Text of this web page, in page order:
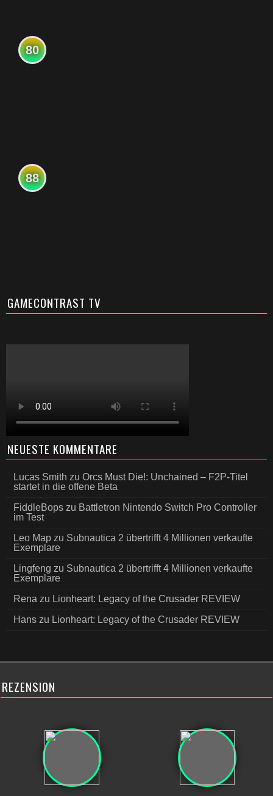
80
88
GAMECONTRAST TV
NEUESTE KOMMENTARE
Lucas Smith zu Orcs Must Die!: Unchained – F2P-Titel
startet in die offene Beta
FiddleBops zu Battletron Nintendo Switch Pro Controller
im Test
Leo Map zu Subnautica 2 übertrifft 4 Millionen verkaufte
Exemplare
Lingfeng zu Subnautica 2 übertrifft 4 Millionen verkaufte
Exemplare
Rena zu Lionheart: Legacy of the Crusader REVIEW
Hans zu Lionheart: Legacy of the Crusader REVIEW
REZENSION